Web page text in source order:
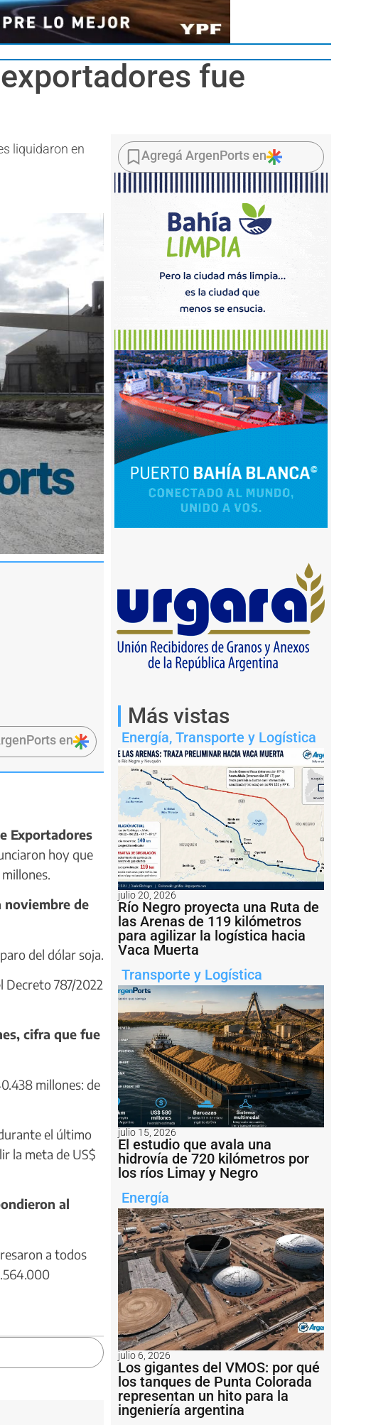
fue
liquidaron en
en
Exportadores
hoy que
noviembre de
del dólar soja.
Decreto 787/2022
cifra que fue
millones: de
el último
la meta de US$
al
a todos
Agregá ArgenPorts en
Más vistas
Energía, Transporte y Logística
julio 20, 2026
Río Negro proyecta una Ruta de
las Arenas de 119 kilómetros
para agilizar la logística hacia
Vaca Muerta
Transporte y Logística
julio 15, 2026
El estudio que avala una
hidrovía de 720 kilómetros por
los ríos Limay y Negro
Energía
julio 6, 2026
Los gigantes del VMOS: por qué
los tanques de Punta Colorada
representan un hito para la
ingeniería argentina